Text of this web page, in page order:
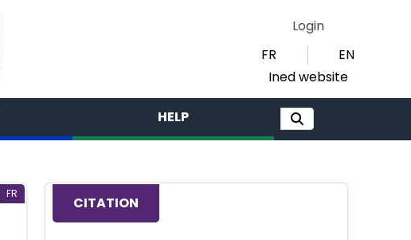
Login
FR
EN
Ined website
HELP
FR
CITATION